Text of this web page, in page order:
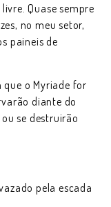
Quase sempre
no meu setor,
paineis de
que o Myriade for
diante do
se destruirão
pela escada